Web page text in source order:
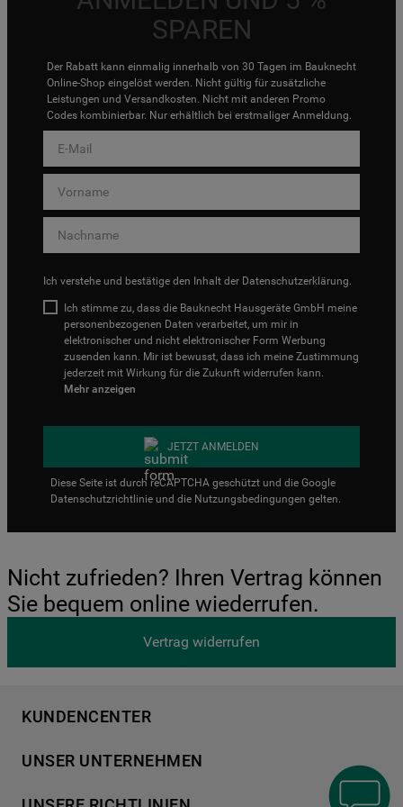
SPAREN
Der Rabatt kann einmalig innerhalb von 30 Tagen im Bauknecht
Online-Shop eingelöst werden. Nicht gültig für zusätzliche
Leistungen und Versandkosten. Nicht mit anderen Promo
Codes kombinierbar. Nur erhältlich bei erstmaliger Anmeldung.
Ich verstehe und bestätige den Inhalt der Datenschutzerklärung.
Ich stimme zu, dass die Bauknecht Hausgeräte GmbH meine
personenbezogenen Daten verarbeitet, um mir in
elektronischer und nicht elektronischer Form Werbung
zusenden kann. Mir ist bewusst, dass ich meine Zustimmung
jederzeit mit Wirkung für die Zukunft widerrufen kann.
Mehr anzeigen
JETZT ANMELDEN
Diese Seite ist durch reCAPTCHA geschützt und die Google
Datenschutzrichtlinie und die Nutzungsbedingungen gelten.
Nicht zufrieden? Ihren Vertrag können
Sie bequem online wiederrufen.
Vertrag widerrufen
KUNDENCENTER
Händlersuche
UNSER UNTERNEHMEN